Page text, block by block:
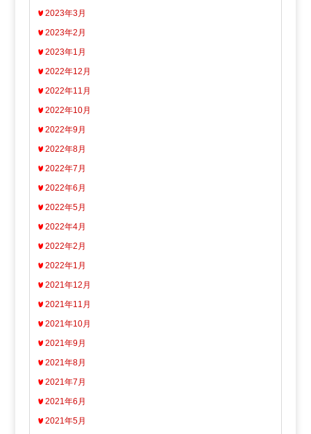
2023年3月
2023年2月
2023年1月
2022年12月
2022年11月
2022年10月
2022年9月
2022年8月
2022年7月
2022年6月
2022年5月
2022年4月
2022年2月
2022年1月
2021年12月
2021年11月
2021年10月
2021年9月
2021年8月
2021年7月
2021年6月
2021年5月